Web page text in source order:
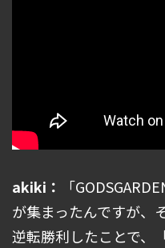
akiki：
「
が集まったんですが、
逆転勝利したことで、